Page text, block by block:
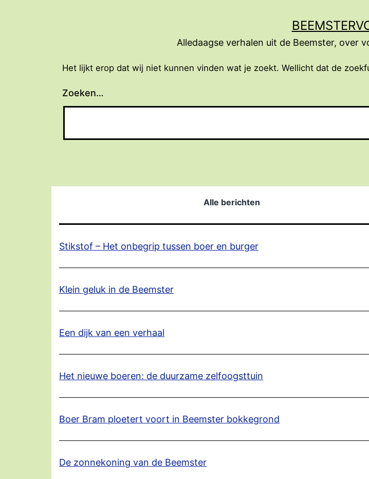
Alledaagse verhalen uit de Beemster, over
Het lijkt erop dat wij niet kunnen vinden wat je zoekt. Wellicht dat de
Zoeken…
Alle berichten
Stikstof – Het onbegrip tussen boer en burger
Klein geluk in de Beemster
Een dijk van een verhaal
Het nieuwe boeren: de duurzame zelfoogsttuin
Boer Bram ploetert voort in Beemster bokkegrond
De zonnekoning van de Beemster